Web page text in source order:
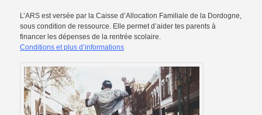
L’ARS est versée par la Caisse d’Allocation Familiale de la Dordogne,
sous condition de ressource. Elle permet d’aider tes parents à
financer les dépenses de la rentrée scolaire.
Conditions et plus d’informations